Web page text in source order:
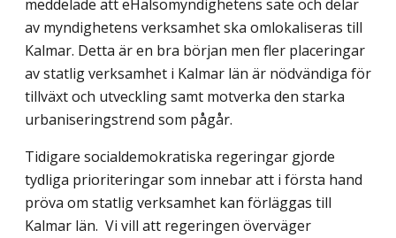
meddelade att eHälsomyndighetens säte och delar
av myndighetens verksamhet ska omlokaliseras till
Kalmar. Detta är en bra början men fler placeringar
av statlig verksamhet i Kalmar län är nödvändiga för
tillväxt och utveckling samt motverka den starka
urbaniseringstrend som pågår.
Tidigare socialdemokratiska regeringar gjorde
tydliga prioriteringar som innebar att i första hand
pröva om statlig verksamhet kan förläggas till
Kalmar län. Vi vill att regeringen överväger